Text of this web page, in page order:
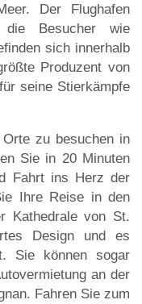
Der Flughafen
Besucher wie
sich innerhalb
Produzent von
seine Stierkämpfe
zu besuchen in
Sie in 20 Minuten
Fahrt ins Herz der
Ihre Reise in den
Kathedrale von St.
Design und es
Sie können sogar
an der
Fahren Sie zum